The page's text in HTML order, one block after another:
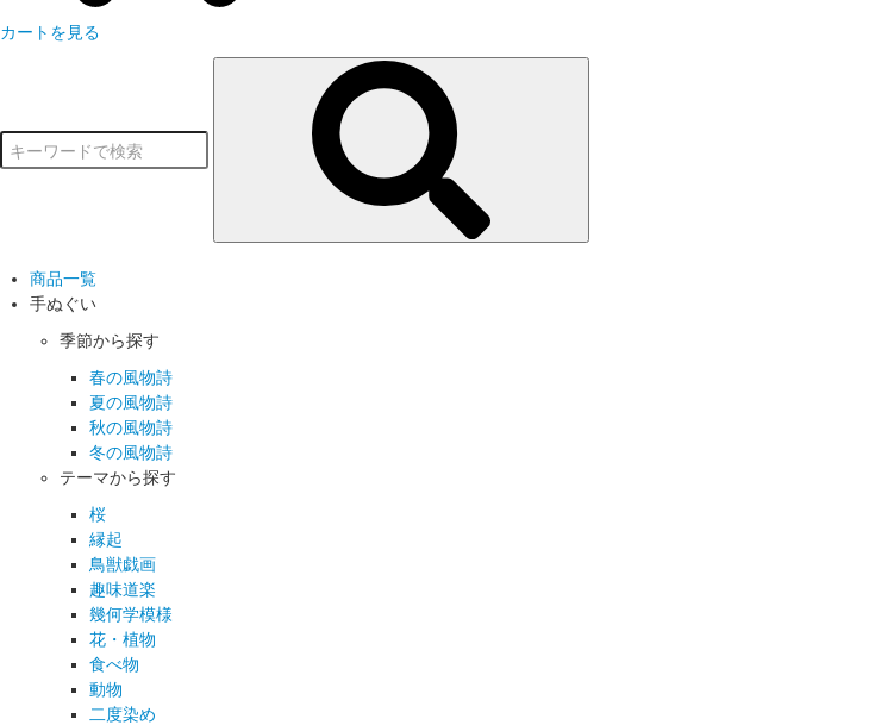
カートを見る
商品一覧
手ぬぐい
季節から探す
春の風物詩
夏の風物詩
秋の風物詩
冬の風物詩
テーマから探す
桜
縁起
鳥獣戯画
趣味道楽
幾何学模様
花・植物
食べ物
動物
二度染め